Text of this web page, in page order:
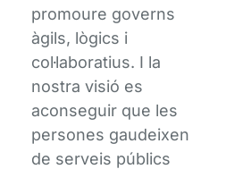
promoure governs
àgils, lògics i
col·laboratius. I la
nostra visió es
aconseguir que les
persones gaudeixen
de serveis públics